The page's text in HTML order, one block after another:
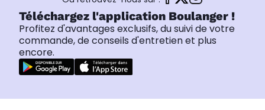
Téléchargez l'application Boulanger !
Profitez d'avantages exclusifs, du suivi de votre
commande, de conseils d'entretien et plus
encore.